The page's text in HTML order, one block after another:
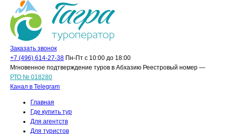
Заказать звонок
+7 (496) 614-27-38 Пн-Пт с 10:00 до 18:00
Мгновенное подтверждение туров в Абхазию Реестровый номер —
РТО № 018280
Канал в Telegram
Главная
Где купить тур
Для агентств
Для туристов